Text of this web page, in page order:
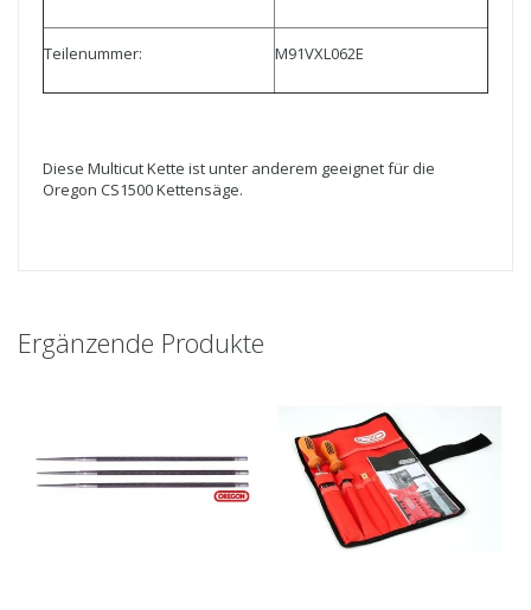
Teilenummer: M91VXL062E
Diese Multicut Kette ist unter anderem geeignet für die
Oregon CS1500 Kettensäge.
Ergänzende Produkte